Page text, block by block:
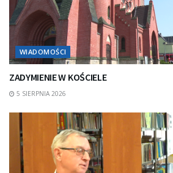
WIADOMOŚCI
ZADYMIENIE W KOŚCIELE
5 SIERPNIA 2026